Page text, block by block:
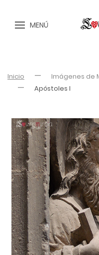
MENÚ
Inicio Imágenes de
Apóstoles I